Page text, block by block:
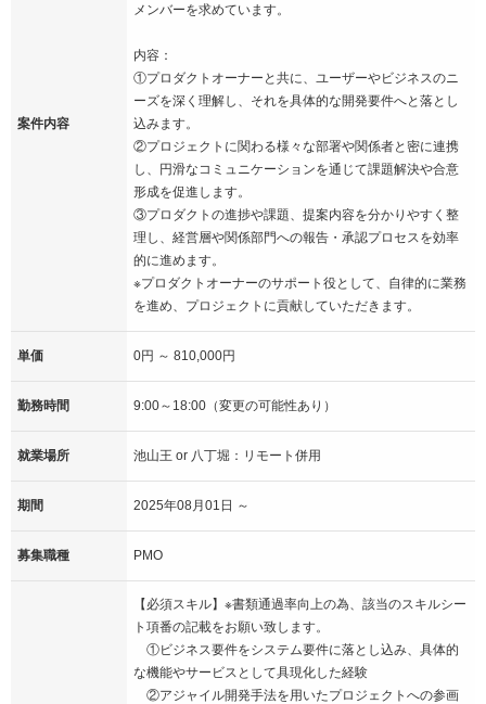
案件内容
メンバーを求めています。
内容：
①プロダクトオーナーと共に、ユーザーやビジネスのニ
ーズを深く理解し、それを具体的な開発要件へと落とし
込みます。
②プロジェクトに関わる様々な部署や関係者と密に連携
し、円滑なコミュニケーションを通じて課題解決や合意
形成を促進します。
③プロダクトの進捗や課題、提案内容を分かりやすく整
理し、経営層や関係部門への報告・承認プロセスを効率
的に進めます。
※プロダクトオーナーのサポート役として、自律的に業務
を進め、プロジェクトに貢献していただきます。
単価 0円 ～ 810,000円
勤務時間 9:00～18:00（変更の可能性あり）
就業場所 池山王 or 八丁堀：リモート併用
期間 2025年08月01日 ～
募集職種 PMO
【必須スキル】※書類通過率向上の為、該当のスキルシー
ト項番の記載をお願い致します。
①ビジネス要件をシステム要件に落とし込み、具体的
な機能やサービスとして具現化した経験
②アジャイル開発手法を用いたプロジェクトへの参画